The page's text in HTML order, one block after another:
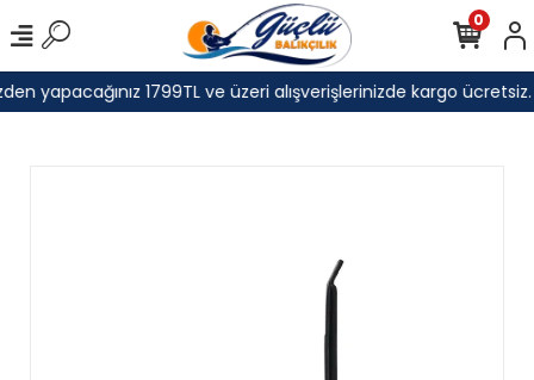
yapacağınız 1799TL ve üzeri alışverişlerinizde kargo ücretsiz.
0